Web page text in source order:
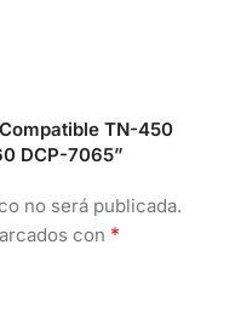
TN-450
DCP-7065”
no será publicada.
con *